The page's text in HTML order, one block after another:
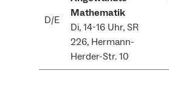
D/E
Mathematik
Di, 14-16 Uhr, SR
226, Hermann-
Herder-Str. 10